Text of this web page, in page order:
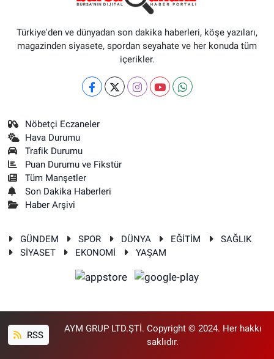
Türkiye'den ve dünyadan son dakika haberleri, köşe yazıları,
magazinden siyasete, spordan seyahate ve her konuda tüm
içerikler.
Nöbetçi Eczaneler
Hava Durumu
Trafik Durumu
Puan Durumu ve Fikstür
Tüm Manşetler
Son Dakika Haberleri
Haber Arşivi
GÜNDEM SPOR DÜNYA EĞİTİM
SAĞLIK
SİYASET
EKONOMİ YAŞAM
RSS
AYM GRUP LTD.ŞTİ. Copyright © 2024. Her hakkı
saklıdır.